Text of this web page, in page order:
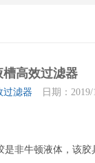
槽高效过滤器
过滤器 日期：2019/
非牛顿液体，该胶